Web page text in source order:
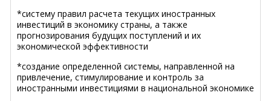
*систему правил расчета текущих иностранных
инвестиций в экономику страны, а также
прогнозирования будущих поступлений и их
экономической эффективности
*создание определенной системы, направленной на
привлечение, стимулирование и контроль за
иностранными инвестициями в национальной экономике